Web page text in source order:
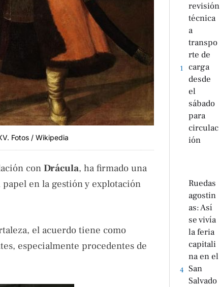
Fotos / Wikipedia
con Drácula, ha firmado una
en la gestión y explotación
el acuerdo tiene como
especialmente procedentes de
1
revisión
técnica
a
transpo
rte de
carga
desde
el
sábado
para
circulac
ión
4
Ruedas
agostin
as: Así
se vivía
la feria
capitali
na en el
San
Salvado